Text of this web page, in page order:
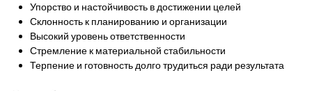
Упорство и настойчивость в достижении целей
Склонность к планированию и организации
Высокий уровень ответственности
Стремление к материальной стабильности
Терпение и готовность долго трудиться ради результата